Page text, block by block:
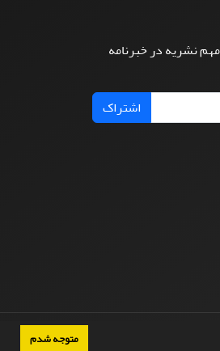
متوجه شدم
نشریه در خبرنامه
اشتراک